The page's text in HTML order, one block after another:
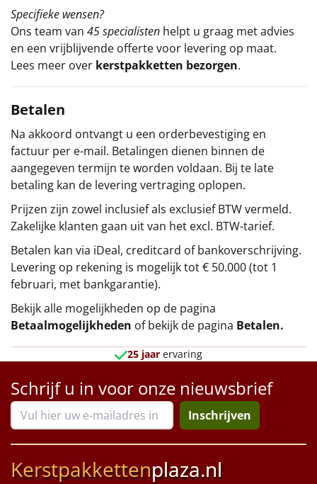
Specifieke wensen?
Ons team van 45 specialisten helpt u graag met advies
en een vrijblijvende offerte voor levering op maat.
Lees meer over kerstpakketten bezorgen.
Betalen
Na akkoord ontvangt u een orderbevestiging en
factuur per e-mail. Betalingen dienen binnen de
aangegeven termijn te worden voldaan. Bij te late
betaling kan de levering vertraging oplopen.
Prijzen zijn zowel inclusief als exclusief BTW vermeld.
Zakelijke klanten gaan uit van het excl. BTW-tarief.
Betalen kan via iDeal, creditcard of bankoverschrijving.
Levering op rekening is mogelijk tot € 50.000 (tot 1
februari, met bankgarantie).
Bekijk alle mogelijkheden op de pagina
Betaalmogelijkheden of bekijk de pagina Betalen.
25 jaar ervaring
Schrijf u in voor onze nieuwsbrief
Inschrijven
Kerstpakkettenplaza.nl